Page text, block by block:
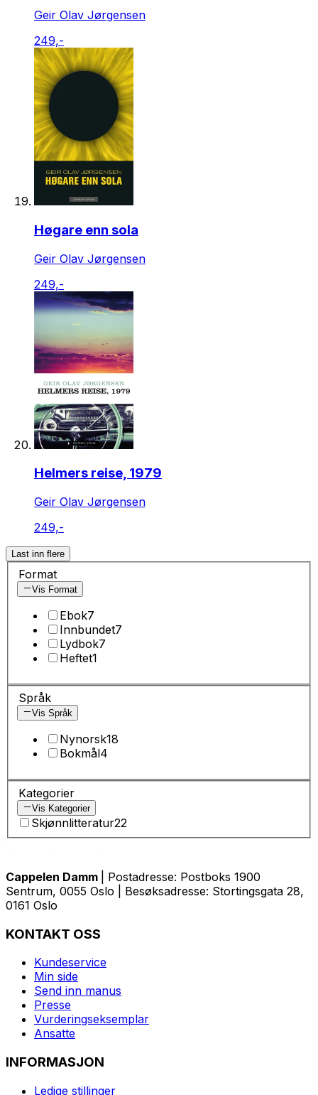
Geir Olav Jørgensen
249,-
Høgare enn sola
Geir Olav Jørgensen
249,-
Helmers reise, 1979
Geir Olav Jørgensen
249,-
Last inn flere
Format
Vis Format
Ebok7
Innbundet7
Lydbok7
Heftet1
Språk
Vis Språk
Nynorsk18
Bokmål4
Kategorier
Vis Kategorier
Skjønnlitteratur22
Cappelen Damm
| Postadresse: Postboks 1900
Sentrum, 0055 Oslo | Besøksadresse: Stortingsgata 28,
0161 Oslo
KONTAKT OSS
Kundeservice
Min side
Send inn manus
Presse
Vurderingseksemplar
Ansatte
INFORMASJON
Ledige stillinger